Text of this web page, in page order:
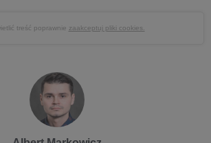
treść poprawnie zaakceptuj pliki cookies.